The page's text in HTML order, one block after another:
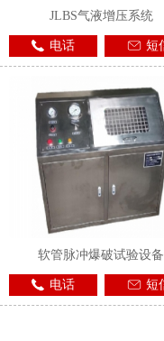
JLBS气液增压系统
电话 短
软管脉冲爆破试验设备
电话 短